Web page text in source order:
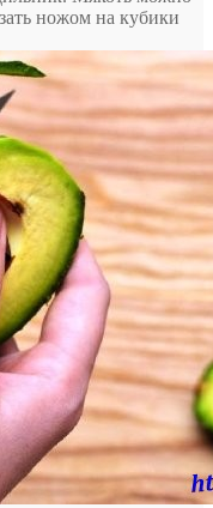
ножом на кубики